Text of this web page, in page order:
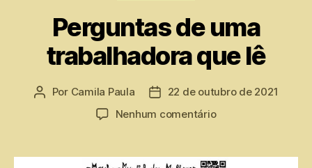
Perguntas de uma
trabalhadora que lê
Por Camila Paula
22 de outubro de 2021
Nenhum comentário